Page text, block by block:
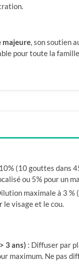
majeure, son soutien
pour toute la
(10 gouttes dans
ou 5% pour un
maximale à 3 %
le visage et le cou.
3 ans) : Diffuser par
maximum. Ne pas